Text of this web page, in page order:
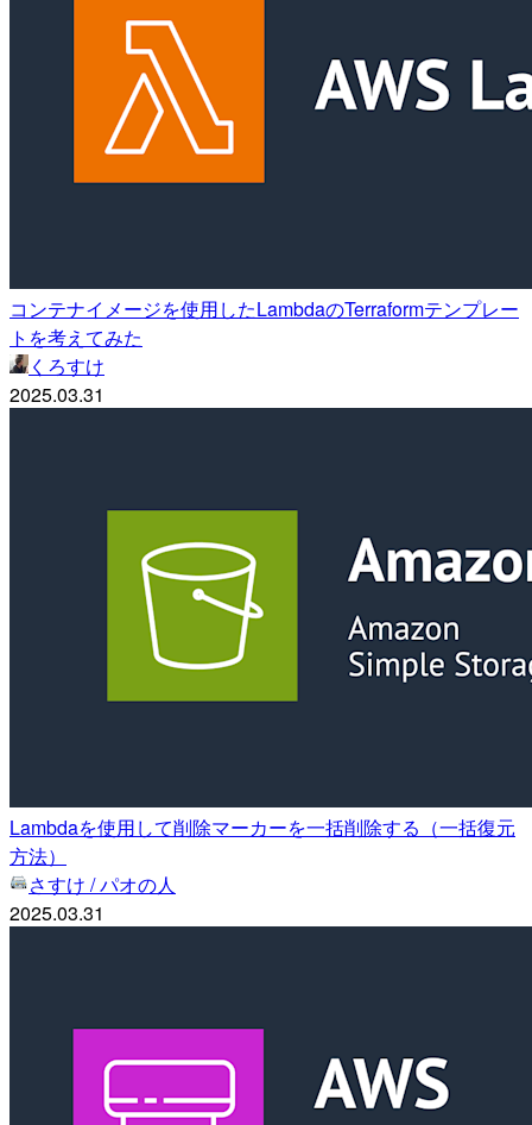
コンテナイメージを使用したLambdaのTerraformテンプレー
トを考えてみた
くろすけ
2025.03.31
Lambdaを使用して削除マーカーを一括削除する（一括復元
方法）
さすけ / パオの人
2025.03.31